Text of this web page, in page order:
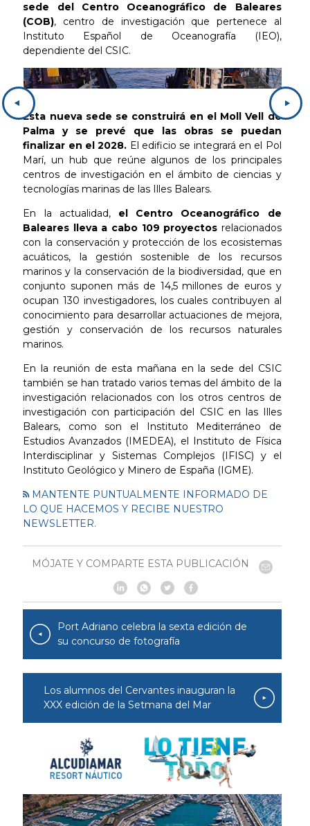
sede del Centro Oceanográfico de Baleares
(COB), centro de investigación que pertenece al
Instituto Español de Oceanografía (IEO),
dependiente del CSIC.
Esta nueva sede se construirá en el Moll Vell de
Palma y se prevé que las obras se puedan
finalizar en el 2028. El edificio se integrará en el Pol
Marí, un hub que reúne algunos de los principales
centros de investigación en el ámbito de ciencias y
tecnologías marinas de las Illes Balears.
En la actualidad, el Centro Oceanográfico de
Baleares lleva a cabo 109 proyectos relacionados
con la conservación y protección de los ecosistemas
acuáticos, la gestión sostenible de los recursos
marinos y la conservación de la biodiversidad, que en
conjunto suponen más de 14,5 millones de euros y
ocupan 130 investigadores, los cuales contribuyen al
conocimiento para desarrollar actuaciones de mejora,
gestión y conservación de los recursos naturales
marinos.
En la reunión de esta mañana en la sede del CSIC
también se han tratado varios temas del ámbito de la
investigación relacionados con los otros centros de
investigación con participación del CSIC en las Illes
Balears, como son el Instituto Mediterráneo de
Estudios Avanzados (IMEDEA), el Instituto de Física
Interdisciplinar y Sistemas Complejos (IFISC) y el
Instituto Geológico y Minero de España (IGME).
MANTENTE PUNTUALMENTE INFORMADO DE
LO QUE HACEMOS Y RECIBE NUESTRO
NEWSLETTER.
MÓJATE Y COMPARTE ESTA PUBLICACIÓN
Port Adriano celebra la sexta edición de
su concurso de fotografía
Los alumnos del Cervantes inauguran la
XXX edición de la Setmana del Mar